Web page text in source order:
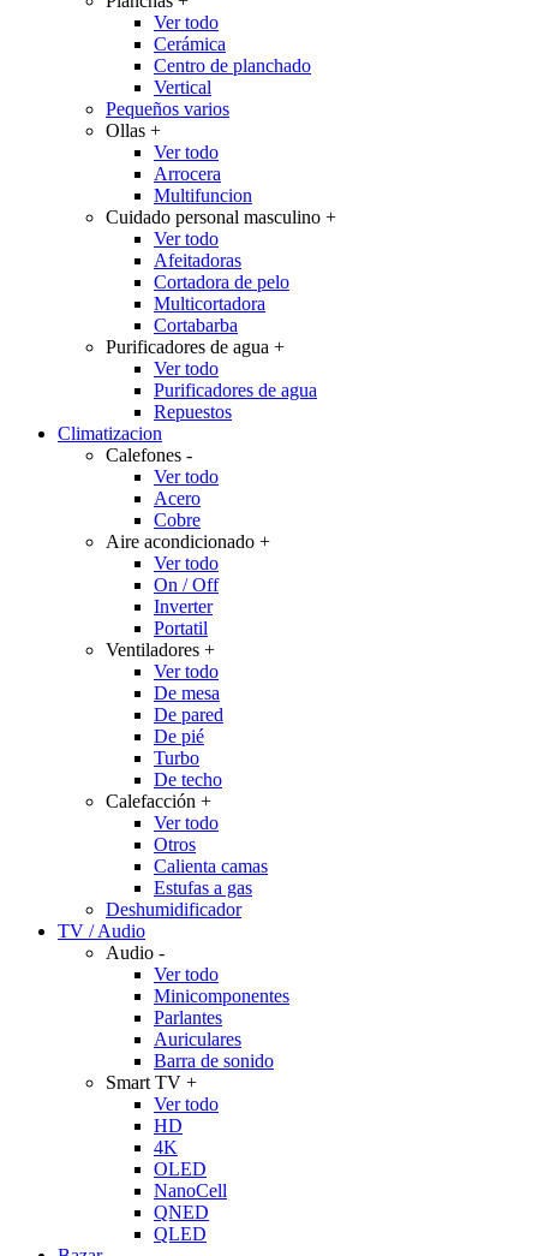
Ver todo
Cerámica
Centro de planchado
Vertical
Pequeños varios
Ollas +
Ver todo
Arrocera
Multifuncion
Cuidado personal masculino +
Ver todo
Afeitadoras
Cortadora de pelo
Multicortadora
Cortabarba
Purificadores de agua +
Ver todo
Purificadores de agua
Repuestos
Climatizacion
Calefones -
Ver todo
Acero
Cobre
Aire acondicionado +
Ver todo
On / Off
Inverter
Portatil
Ventiladores +
Ver todo
De mesa
De pared
De pié
Turbo
De techo
Calefacción +
Ver todo
Otros
Calienta camas
Estufas a gas
Deshumidificador
TV / Audio
Audio -
Ver todo
Minicomponentes
Parlantes
Auriculares
Barra de sonido
Smart TV +
Ver todo
HD
4K
OLED
NanoCell
QNED
QLED